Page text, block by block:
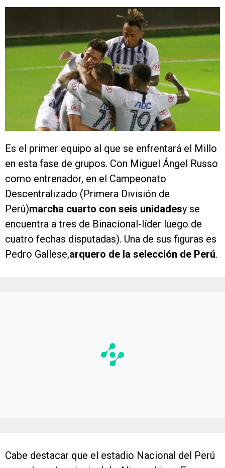
Es el primer equipo al que se enfrentará el Millo
en esta fase de grupos. Con Miguel Ángel Russo
como entrenador, en el Campeonato
Descentralizado (Primera División de
Perú)marcha cuarto con seis unidadesy se
encuentra a tres de Binacional-líder luego de
cuatro fechas disputadas). Una de sus figuras es
Pedro Gallese,arquero de la selección de Perú.
Cabe destacar que el estadio Nacional del Perú